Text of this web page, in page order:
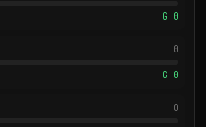
G 0
0
G 0
0